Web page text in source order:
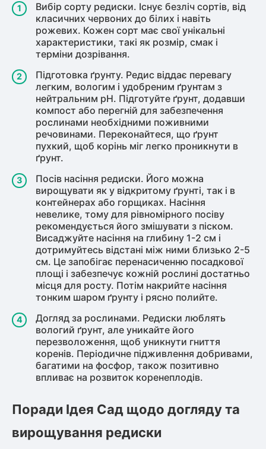
Вибір сорту редиски. Існує безліч сортів, від
класичних червоних до білих і навіть
рожевих. Кожен сорт має свої унікальні
характеристики, такі як розмір, смак і
терміни дозрівання.
Підготовка ґрунту. Редис віддає перевагу
легким, вологим і удобреним ґрунтам з
нейтральним pH. Підготуйте ґрунт, додавши
компост або перегній для забезпечення
рослинами необхідними поживними
речовинами. Переконайтеся, що ґрунт
пухкий, щоб корінь міг легко проникнути в
ґрунт.
Посів насіння редиски. Його можна
вирощувати як у відкритому ґрунті, так і в
контейнерах або горщиках. Насіння
невелике, тому для рівномірного посіву
рекомендується його змішувати з піском.
Висаджуйте насіння на глибину 1-2 см і
дотримуйтесь відстані між ними близько 2-5
см. Це запобігає перенасиченню посадкової
площі і забезпечує кожній рослині достатньо
місця для росту. Потім накрийте насіння
тонким шаром ґрунту і рясно полийте.
Догляд за рослинами. Редиски люблять
вологий ґрунт, але уникайте його
перезволоження, щоб уникнути гниття
коренів. Періодичне підживлення добривами,
багатими на фосфор, також позитивно
впливає на розвиток коренеплодів.
Поради Ідея Сад щодо догляду та
вирощування редиски